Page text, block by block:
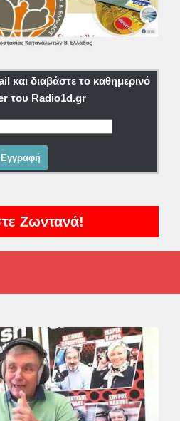
και διαβάστε το καθημερινό
του Radio1d.gr
Ζωντανά!